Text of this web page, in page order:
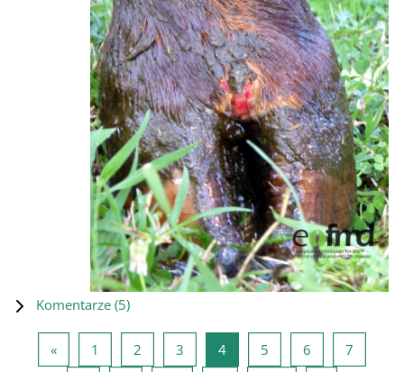
Komentarze (5)
«Poprzednia strona
1 Strona 1
2 Strona 2
3 Strona 3
4Strona 4
5 Strona 5
6 Strona 6
7